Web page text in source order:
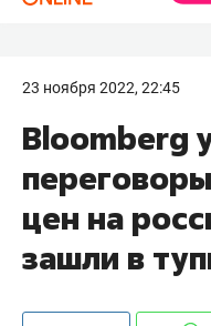
23 ноября 2022, 22:45
Bloomberg
цен на
зашли в